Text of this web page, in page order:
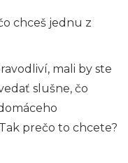
chceš jednu z
mali by ste
slušne, čo
prečo to chcete?